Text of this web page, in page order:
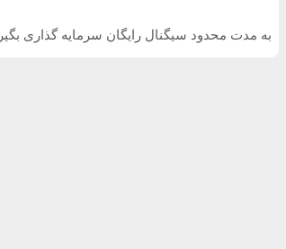
به مدت محدود سیگنال رایگان سرمایه گذاری بگیر